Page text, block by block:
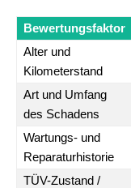
Bewertungsfaktor
Alter und
Kilometerstand
Art und Umfang
des Schadens
Wartungs- und
Reparaturhistorie
TÜV-Zustand /